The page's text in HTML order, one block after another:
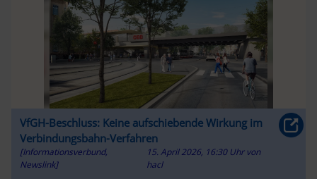
VfGH-Beschluss: Keine aufschiebende Wirkung im
Verbindungsbahn-Verfahren
[Informationsverbund,
Newslink]
15. April 2026, 16:30 Uhr von
hacl